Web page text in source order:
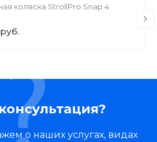
коляска StrollPro Snap 4
о наших услугах, видах